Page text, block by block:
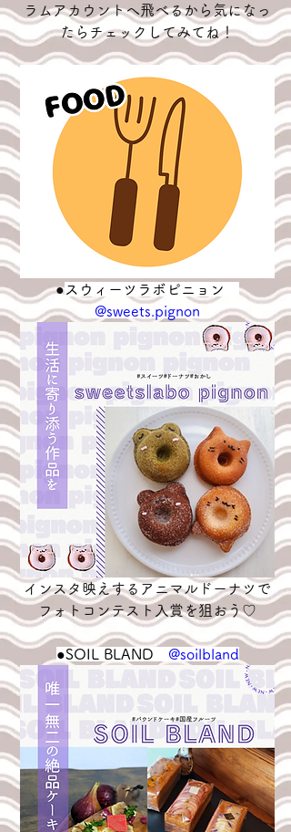
ラムアカウントへ飛べるから気になっ
たらチェックしてみてね！
●スウィーツラボピニョン
@sweets.pignon
インスタ映えするアニマルドーナツで
フォトコンテスト入賞を狙おう♡
●SOIL BLAND @soilbland